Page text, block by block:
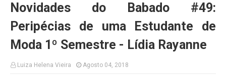
Novidades do Babado #49:
Peripécias de uma Estudante de
Moda 1º Semestre - Lídia Rayanne
Luiza Helena Vieira Agosto 04, 2018